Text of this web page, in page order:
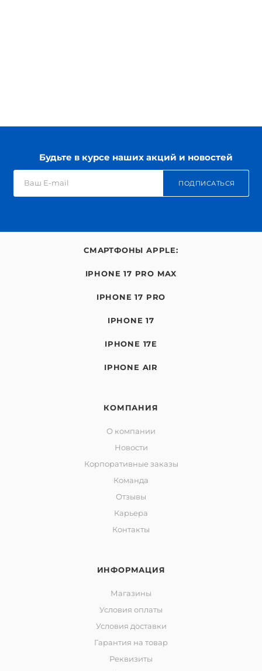
Будьте в курсе наших акций и новостей
ПОДПИСАТЬСЯ
СМАРТФОНЫ APPLE:
IPHONE 17 PRO MAX
IPHONE 17 PRO
IPHONE 17
IPHONE 17E
IPHONE AIR
КОМПАНИЯ
О компании
Новости
Корпоративные заказы
Команда
Отзывы
Карьера
Контакты
ИНФОРМАЦИЯ
Магазины
Условия оплаты
Условия доставки
Гарантия на товар
Реквизиты